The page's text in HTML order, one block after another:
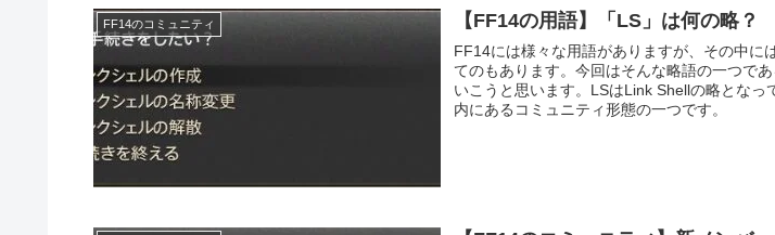
FF14のコミュニティ 【FF14の用語】「LS」は何の略？
FF14には様々な用語がありますが、その中に
てのもあります。今回はそんな略語の一つで
いこうと思います。LSはLink Shellの略となっ
内にあるコミュニティ形態の一つです。